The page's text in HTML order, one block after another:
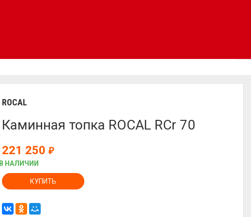
ROCAL
Каминная топка ROCAL RCr 70
221 250₽
В НАЛИЧИИ
КУПИТЬ